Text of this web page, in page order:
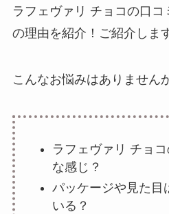
ラフェヴァリ チョコの口コ
の理由を紹介！ご紹介しま
こんなお悩みはありません
ラフェヴァリ チョ
な感じ？
パッケージや見た目
いる？